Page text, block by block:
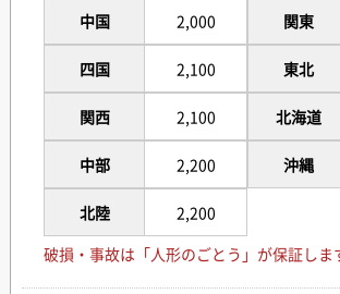
中国
四国
関西
中部
北陸
2,000
2,100
2,100
2,200
2,200
関東
東北
北海道
沖縄
破損・事故は「人形のごとう」が保証しま